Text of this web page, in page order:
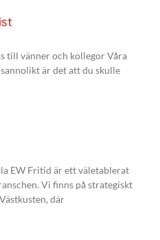
till vänner och kollegor Våra
är det att du skulle
EW Fritid är ett väletablerat
Vi finns på strategiskt
där